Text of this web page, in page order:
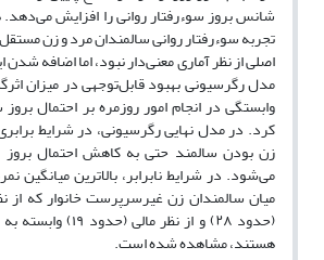
شانس بروز سوءرفتار روانی را افزایش
تجربه سوءرفتار روانی سالمندان مرد و زن
اصلی از نظر آماری معنی‌دار نبود، اما اضافه شدن
مدل رگرسیونی بهبود قابل‌توجهی در میزان
وابستگی در انجام امور روزمره بر احتمال بروز
کرد. در مدل نهایی رگرسیونی، در شرایط
زن بودن سالمند حتی به کاهش احتمال بروز
می‌شود. در شرایط نابرابر، بالاترین میانگین
میان سالمندان زن غیرسرپرست خانوار که از
(حدود ۲۸) و از نظر
هستند، مشاهده شده است.